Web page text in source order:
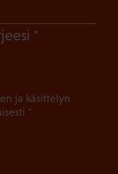
(Pakollinen)
ja käsittelyn
*